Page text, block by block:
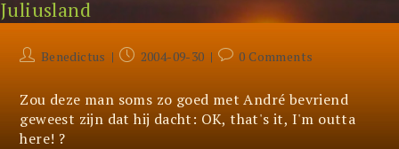
Skip
to
Juliusland
Dooien
PostBenedictus
Post2004-09-30
Post0 Comments
Zou deze man soms zo goed met André bevriend
geweest zijn dat hij dacht: OK, that's it, I'm outta
here! ?